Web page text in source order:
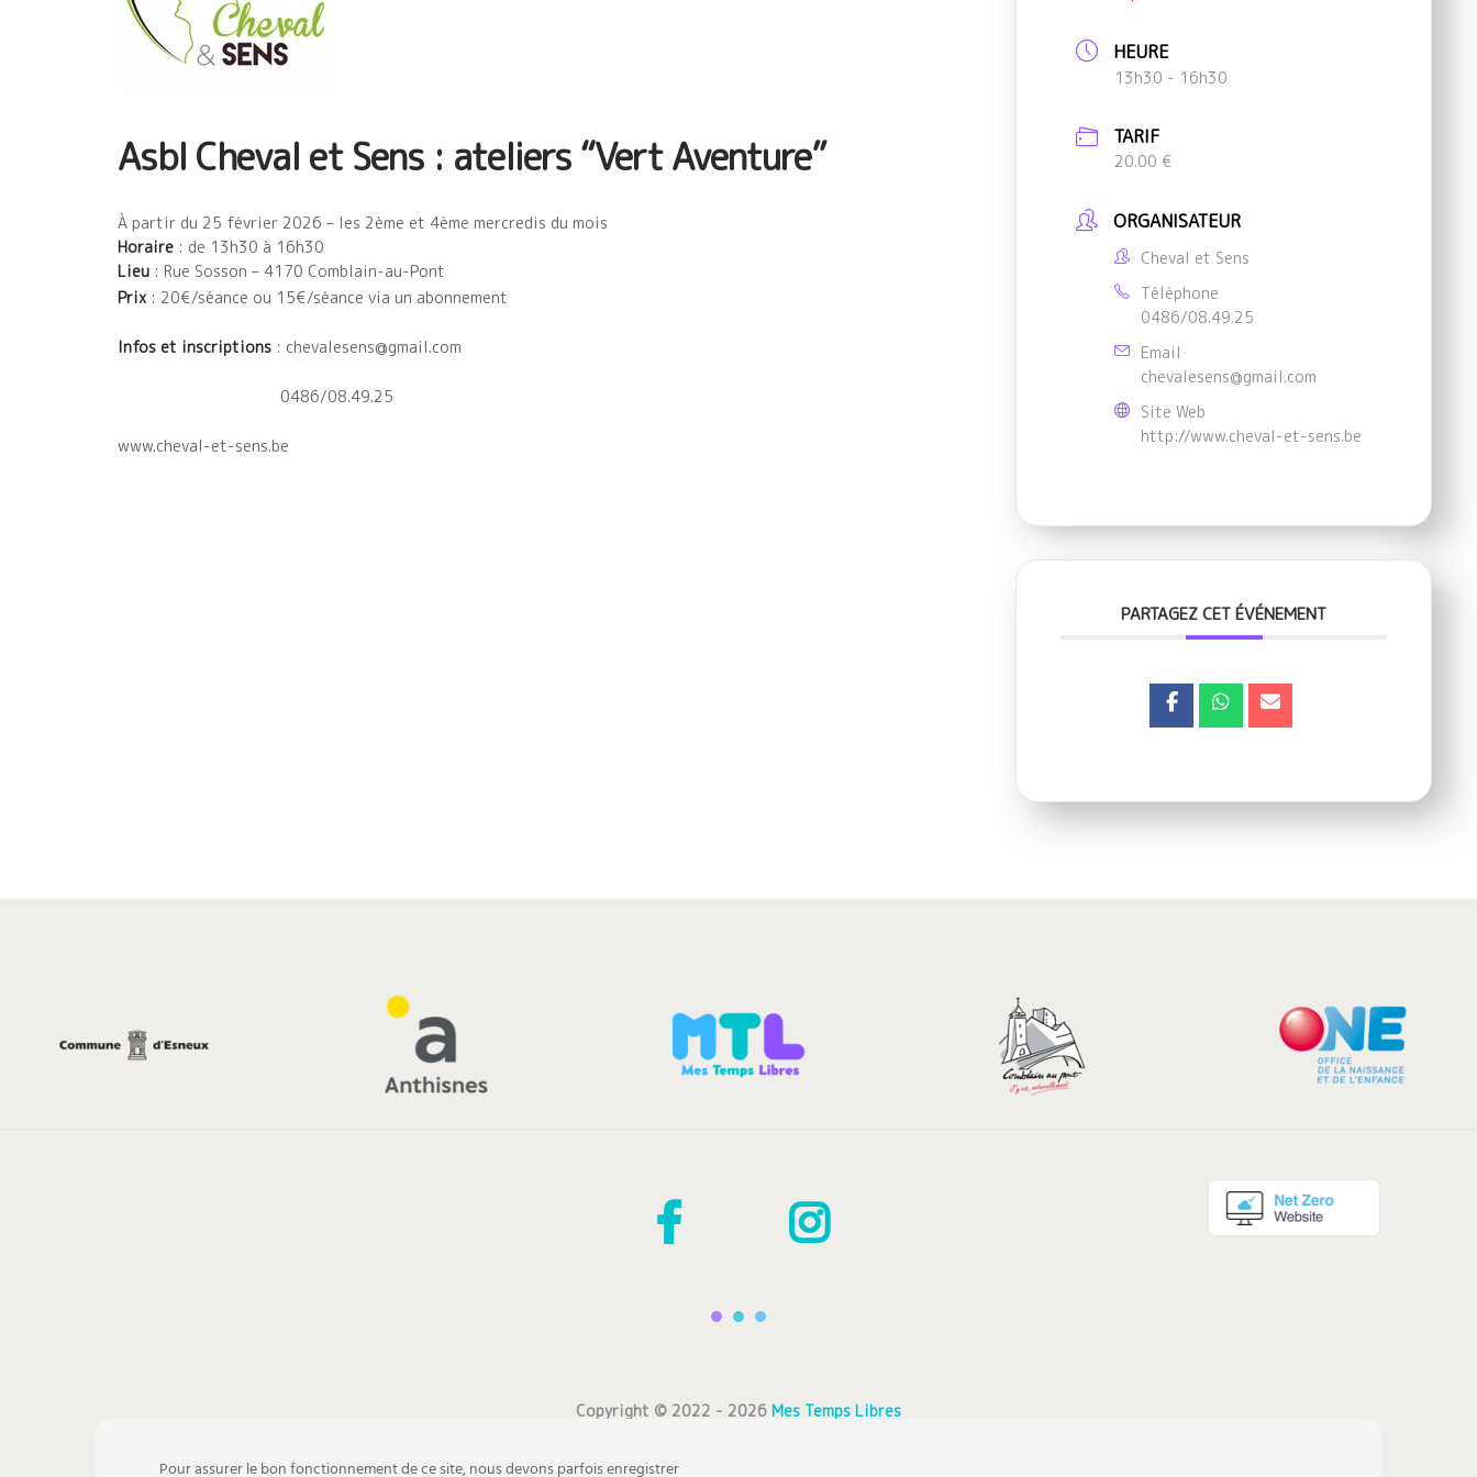
Asbl Cheval et Sens : ateliers “Vert Aventure”
À partir du 25 février 2026 – les 2ème et 4ème mercredis du mois
Horaire : de 13h30 à 16h30
Lieu : Rue Sosson – 4170 Comblain-au-Pont
Prix : 20€/séance ou 15€/séance via un abonnement
Infos et inscriptions : chevalesens@gmail.com
0486/08.49.25
www.cheval-et-sens.be
HEURE
13h30 - 16h30
TARIF
20.00 €
ORGANISATEUR
Cheval et Sens
Téléphone
0486/08.49.25
Email
chevalesens@gmail.com
Site Web
http://www.cheval-et-sens.be
PARTAGEZ CET ÉVÉNEMENT
Copyright © 2022 - 2026 Mes Temps Libres
Pour assurer le bon fonctionnement de ce site, nous devons parfois enregistrer